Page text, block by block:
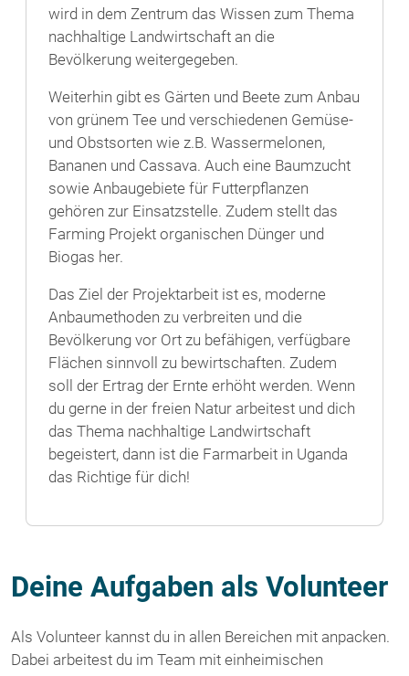
wird in dem Zentrum das Wissen zum Thema
nachhaltige Landwirtschaft an die
Bevölkerung weitergegeben.
Weiterhin gibt es Gärten und Beete zum Anbau
von grünem Tee und verschiedenen Gemüse-
und Obstsorten wie z.B. Wassermelonen,
Bananen und Cassava. Auch eine Baumzucht
sowie Anbaugebiete für Futterpflanzen
gehören zur Einsatzstelle. Zudem stellt das
Farming Projekt organischen Dünger und
Biogas her.
Das Ziel der Projektarbeit ist es, moderne
Anbaumethoden zu verbreiten und die
Bevölkerung vor Ort zu befähigen, verfügbare
Flächen sinnvoll zu bewirtschaften. Zudem
soll der Ertrag der Ernte erhöht werden. Wenn
du gerne in der freien Natur arbeitest und dich
das Thema nachhaltige Landwirtschaft
begeistert, dann ist die Farmarbeit in Uganda
das Richtige für dich!
Deine Aufgaben als Volunteer
Als Volunteer kannst du in allen Bereichen mit anpacken.
Dabei arbeitest du im Team mit einheimischen